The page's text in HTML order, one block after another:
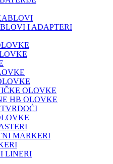
I ADAPTERI
OLOVKE
HB OLOVKE
MARKERI
LINERI